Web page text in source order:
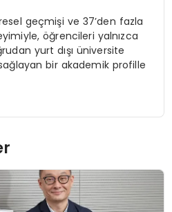
geçmişi ve 37’den fazla
öğrencileri yalnızca
yurt dışı üniversite
bir akademik profille